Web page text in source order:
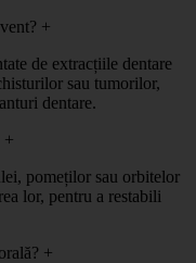
+
de extracțiile dentare
sau tumorilor,
dentare.
+
pomeților sau orbitelor
lor, pentru a restabili
+